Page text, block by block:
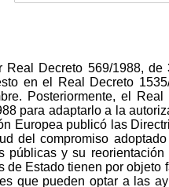
Real Decreto 569/1988,
en el Real Decreto
Posteriormente, el
para adaptarlo a la
Europea publicó las
del compromiso
públicas y su
de Estado tienen por objeto
que pueden optar a las